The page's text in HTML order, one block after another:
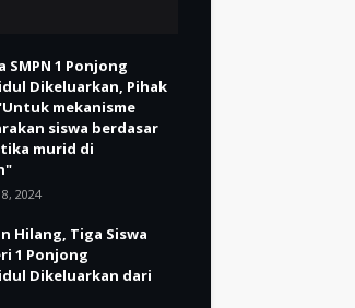
SMPN 1 Ponjong
Dikeluarkan, Pihak
mekanisme
siswa berdasar
murid di
2024
Hilang, Tiga Siswa
1 Ponjong
Dikeluarkan dari